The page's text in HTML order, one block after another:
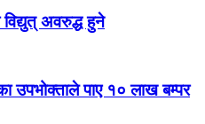
विद्युत् अवरुद्ध हुने
उपभोक्ताले पाए १० लाख बम्पर